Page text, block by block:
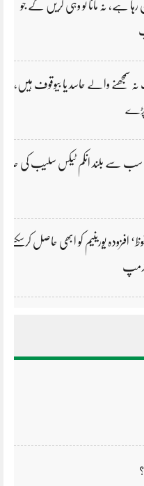
ہے، نہ مانا تو وہی کریں گے جو
سمجھنے والے حاسد یا بیوقوف ہیں،
پڑے
سب سے بلند انکم ٹیکس سلیب کی حد
افزودہ یورینیم کو ابھی حاصل کرسکتے